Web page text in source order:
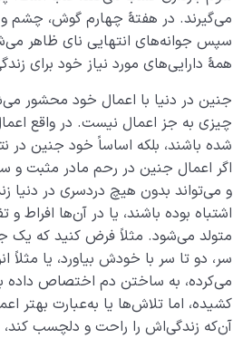
می‌گیرند. در هفتۀ چهارم گوش، چشم
سپس جوانه‌های انتهایی نای ظاهر
همۀ دارایی‌های مورد نیاز خود برای
جنین در دنیا با اعمال خود محشور
چیزی به جز اعمال نیست. در واقع
شده باشند، بلکه اساساً خود جنین
اگر اعمال جنین در رحم مادر مثبت و
و می‌تواند بدون هیچ دردسری در دنیا
اشتباه بوده باشند، یا در آن‌ها
متولد می‌شود. مثلاً فرض کنید که
سر، دو تا سر با خودش بیاورد، یا مثلاً
می‌کرده، به ساختن دم اختصاص
کشیده، اما تلاش‌ها یا به‌عبارت بهتر
آن‌که زندگی‌اش را راحت و دلچسب